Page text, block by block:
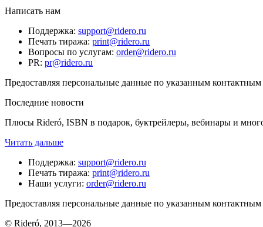
Написать нам
Поддержка: support@ridero.ru
Печать тиража: print@ridero.ru
Вопросы по услугам: order@ridero.ru
PR: pr@ridero.ru
Предоставляя персональные данные по указанным
Последние новости
Плюсы Rideró, ISBN в подарок, буктрейлеры, вебинары и
Читать дальше
Поддержка: support@ridero.ru
Печать тиража: print@ridero.ru
Наши услуги: order@ridero.ru
Предоставляя персональные данные по указанным
© Rideró, 2013—2026